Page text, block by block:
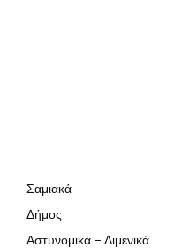
Σαμιακά
Δήμος
Αστυνομικά – Λιμενικά